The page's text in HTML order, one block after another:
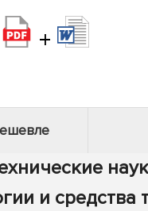
+
и